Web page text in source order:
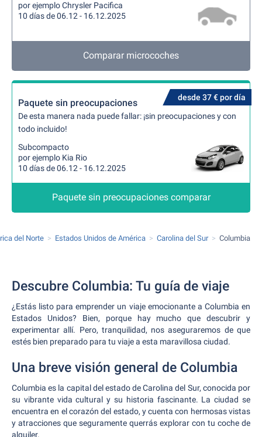
por ejemplo Chrysler Pacifica
10 días de 06.12 - 16.12.2025
Comparar microcoches
desde 37 € por día
Paquete sin preocupaciones
De esta manera nada puede fallar: ¡sin preocupaciones y con
todo incluido!
Subcompacto
por ejemplo Kia Rio
10 días de 06.12 - 16.12.2025
Paquete sin preocupaciones comparar
del Norte Estados Unidos de América Carolina del Sur Columbia
Descubre Columbia: Tu guía de viaje
¿Estás listo para emprender un viaje emocionante a Columbia en
Estados Unidos? Bien, porque hay mucho que descubrir y
experimentar allí. Pero, tranquilidad, nos aseguraremos de que
estés bien preparado para tu viaje a esta maravillosa ciudad.
Una breve visión general de Columbia
Columbia es la capital del estado de Carolina del Sur, conocida por
su vibrante vida cultural y su historia fascinante. La ciudad se
encuentra en el corazón del estado, y cuenta con hermosas vistas
y atracciones que seguramente querrás explorar con tu coche de
alquiler.